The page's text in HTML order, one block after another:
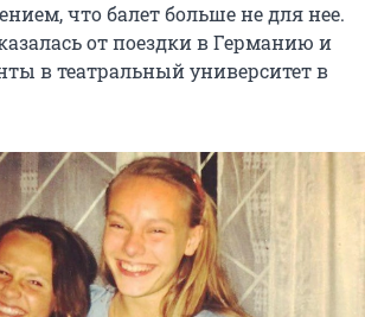
что балет больше не для нее.
от поездки в Германию и
в театральный университет в